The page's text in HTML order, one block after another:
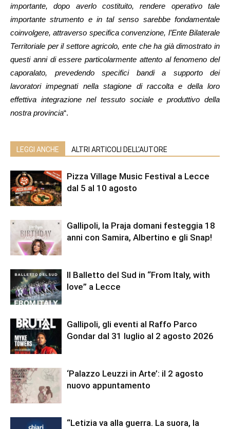
importante, dopo averlo costituito, rendere operativo tale
importante strumento e in tal senso sarebbe fondamentale
coinvolgere, attraverso specifica convenzione, l’Ente Bilaterale
Territoriale per il settore agricolo, ente che ha già dimostrato in
questi anni di essere particolarmente attento al fenomeno del
caporalato, prevedendo specifici bandi a supporto dei
lavoratori impegnati nella stagione di raccolta e della loro
effettiva integrazione nel tessuto sociale e produttivo della
nostra provincia“.
LEGGI ANCHE ALTRI ARTICOLI DELL'AUTORE
Pizza Village Music Festival a Lecce
dal 5 al 10 agosto
Gallipoli, la Praja domani festeggia 18
anni con Samira, Albertino e gli Snap!
Il Balletto del Sud in “From Italy, with
love” a Lecce
Gallipoli, gli eventi al Raffo Parco
Gondar dal 31 luglio al 2 agosto 2026
‘Palazzo Leuzzi in Arte’: il 2 agosto
nuovo appuntamento
“Letizia va alla guerra. La suora, la